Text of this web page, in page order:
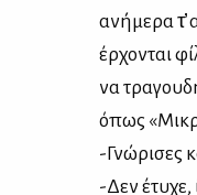
ανή­με­ρα τ̓
έρ­χο­νται
να
όπως
-Γνώ­ρι­σες
-Δεν